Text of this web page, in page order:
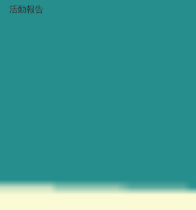
活動報告